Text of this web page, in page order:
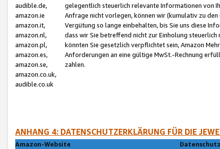
audible.de,
amazon.ie
amazon.it,
amazon.nl,
amazon.pl,
amazon.es,
amazon.se,
amazon.co.uk,
audible.co.uk
gelegentlich steuerlich relevante Informationen von
Anfrage nicht vorlegen, können wir (kumulativ zu
Vergütung so lange einbehalten, bis Sie uns diese
dass wir Sie betreffend nicht zur Einholung
könnten Sie gesetzlich verpflichtet sein, Amazon
Anforderungen an eine gültige MwSt.-Rechnung
zahlen.
ANHANG 4: DATENSCHUTZERKLÄRUNG FÜR DIE
Amazon-Website